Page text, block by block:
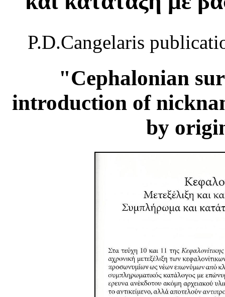
P.D.Cangelaris
"Cephalonian
introduction of
by